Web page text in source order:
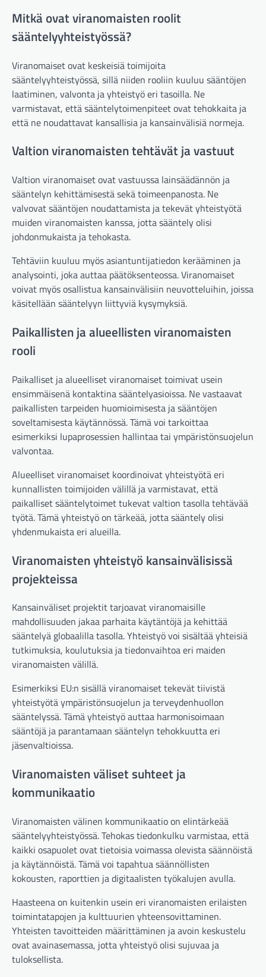
Mitkä ovat viranomaisten roolit
sääntelyyhteistyössä?
Viranomaiset ovat keskeisiä toimijoita
sääntelyyhteistyössä, sillä niiden rooliin kuuluu sääntöjen
laatiminen, valvonta ja yhteistyö eri tasoilla. Ne
varmistavat, että sääntelytoimenpiteet ovat tehokkaita ja
että ne noudattavat kansallisia ja kansainvälisiä normeja.
Valtion viranomaisten tehtävät ja vastuut
Valtion viranomaiset ovat vastuussa lainsäädännön ja
sääntelyn kehittämisestä sekä toimeenpanosta. Ne
valvovat sääntöjen noudattamista ja tekevät yhteistyötä
muiden viranomaisten kanssa, jotta sääntely olisi
johdonmukaista ja tehokasta.
Tehtäviin kuuluu myös asiantuntijatiedon kerääminen ja
analysointi, joka auttaa päätöksenteossa. Viranomaiset
voivat myös osallistua kansainvälisiin neuvotteluihin, joissa
käsitellään sääntelyyn liittyviä kysymyksiä.
Paikallisten ja alueellisten viranomaisten
rooli
Paikalliset ja alueelliset viranomaiset toimivat usein
ensimmäisenä kontaktina sääntelyasioissa. Ne vastaavat
paikallisten tarpeiden huomioimisesta ja sääntöjen
soveltamisesta käytännössä. Tämä voi tarkoittaa
esimerkiksi lupaprosessien hallintaa tai ympäristönsuojelun
valvontaa.
Alueelliset viranomaiset koordinoivat yhteistyötä eri
kunnallisten toimijoiden välillä ja varmistavat, että
paikalliset sääntelytoimet tukevat valtion tasolla tehtävää
työtä. Tämä yhteistyö on tärkeää, jotta sääntely olisi
yhdenmukaista eri alueilla.
Viranomaisten yhteistyö kansainvälisissä
projekteissa
Kansainväliset projektit tarjoavat viranomaisille
mahdollisuuden jakaa parhaita käytäntöjä ja kehittää
sääntelyä globaalilla tasolla. Yhteistyö voi sisältää yhteisiä
tutkimuksia, koulutuksia ja tiedonvaihtoa eri maiden
viranomaisten välillä.
Esimerkiksi EU:n sisällä viranomaiset tekevät tiivistä
yhteistyötä ympäristönsuojelun ja terveydenhuollon
sääntelyssä. Tämä yhteistyö auttaa harmonisoimaan
sääntöjä ja parantamaan sääntelyn tehokkuutta eri
jäsenvaltioissa.
Viranomaisten väliset suhteet ja
kommunikaatio
Viranomaisten välinen kommunikaatio on elintärkeää
sääntelyyhteistyössä. Tehokas tiedonkulku varmistaa, että
kaikki osapuolet ovat tietoisia voimassa olevista säännöistä
ja käytännöistä. Tämä voi tapahtua säännöllisten
kokousten, raporttien ja digitaalisten työkalujen avulla.
Haasteena on kuitenkin usein eri viranomaisten erilaisten
toimintatapojen ja kulttuurien yhteensovittaminen.
Yhteisten tavoitteiden määrittäminen ja avoin keskustelu
ovat avainasemassa, jotta yhteistyö olisi sujuvaa ja
tuloksellista.